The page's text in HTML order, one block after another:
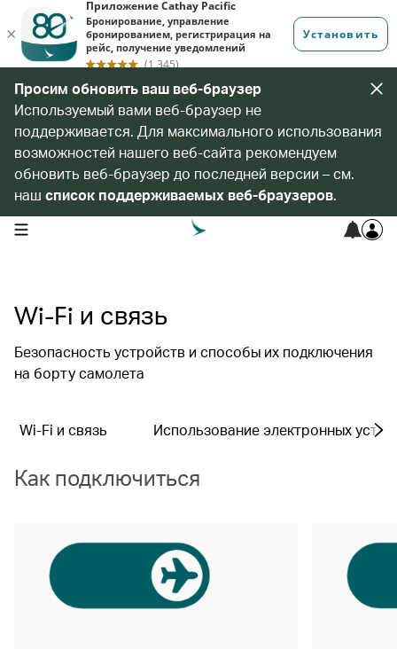
Просим обновить ваш веб-браузер
Используемый вами веб-браузер не
поддерживается. Для максимального использования
возможностей нашего веб-сайта рекомендуем
обновить веб-браузер до последней версии – см.
наш список поддерживаемых веб-браузеров.
open navigation menu
Wi-Fi и связь
Безопасность устройств и способы их подключения
на борту самолета
Wi-Fi и связь Использование электронных
Как подключиться